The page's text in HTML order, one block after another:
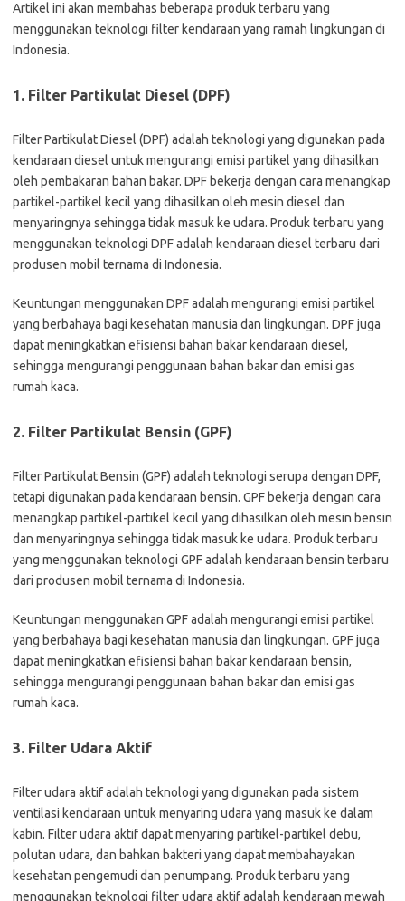
Artikel ini akan membahas beberapa produk terbaru yang
menggunakan teknologi filter kendaraan yang ramah lingkungan di
Indonesia.
1. Filter Partikulat Diesel (DPF)
Filter Partikulat Diesel (DPF) adalah teknologi yang digunakan pada
kendaraan diesel untuk mengurangi emisi partikel yang dihasilkan
oleh pembakaran bahan bakar. DPF bekerja dengan cara menangkap
partikel-partikel kecil yang dihasilkan oleh mesin diesel dan
menyaringnya sehingga tidak masuk ke udara. Produk terbaru yang
menggunakan teknologi DPF adalah kendaraan diesel terbaru dari
produsen mobil ternama di Indonesia.
Keuntungan menggunakan DPF adalah mengurangi emisi partikel
yang berbahaya bagi kesehatan manusia dan lingkungan. DPF juga
dapat meningkatkan efisiensi bahan bakar kendaraan diesel,
sehingga mengurangi penggunaan bahan bakar dan emisi gas
rumah kaca.
2. Filter Partikulat Bensin (GPF)
Filter Partikulat Bensin (GPF) adalah teknologi serupa dengan DPF,
tetapi digunakan pada kendaraan bensin. GPF bekerja dengan cara
menangkap partikel-partikel kecil yang dihasilkan oleh mesin bensin
dan menyaringnya sehingga tidak masuk ke udara. Produk terbaru
yang menggunakan teknologi GPF adalah kendaraan bensin terbaru
dari produsen mobil ternama di Indonesia.
Keuntungan menggunakan GPF adalah mengurangi emisi partikel
yang berbahaya bagi kesehatan manusia dan lingkungan. GPF juga
dapat meningkatkan efisiensi bahan bakar kendaraan bensin,
sehingga mengurangi penggunaan bahan bakar dan emisi gas
rumah kaca.
3. Filter Udara Aktif
Filter udara aktif adalah teknologi yang digunakan pada sistem
ventilasi kendaraan untuk menyaring udara yang masuk ke dalam
kabin. Filter udara aktif dapat menyaring partikel-partikel debu,
polutan udara, dan bahkan bakteri yang dapat membahayakan
kesehatan pengemudi dan penumpang. Produk terbaru yang
menggunakan teknologi filter udara aktif adalah kendaraan mewah